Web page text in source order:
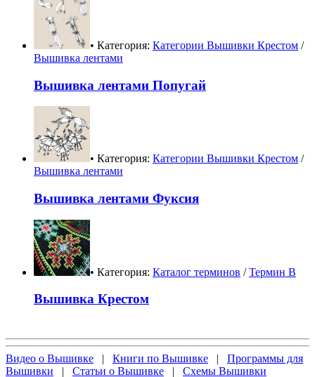
• Категория: Категории Вышивки Крестом /
Вышивка лентами
Вышивка лентами Попугай
• Категория: Категории Вышивки Крестом /
Вышивка лентами
Вышивка лентами Фуксия
• Категория: Каталог терминов /Термин В
Вышивка Крестом
Видео о Вышивке | Книги по Вышивке | Программы для
Вышивки | Статьи о Вышивке | Схемы Вышивки